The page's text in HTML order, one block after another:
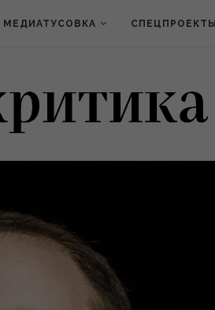
МЕДИАТУСОВКА СПЕЦПРОЕКТЫ